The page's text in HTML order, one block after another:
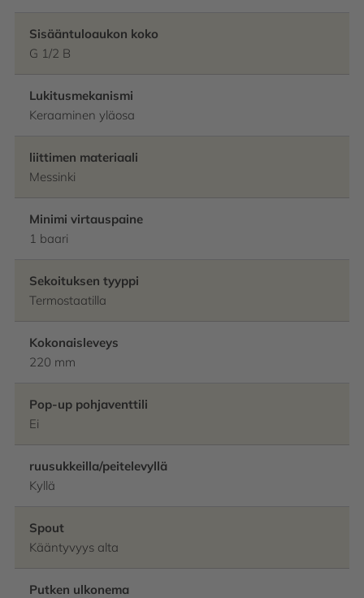
Sisääntuloaukon koko
G 1/2 B
Lukitusmekanismi
Keraaminen yläosa
liittimen materiaali
Messinki
Minimi virtauspaine
1 baari
Sekoituksen tyyppi
Termostaatilla
Kokonaisleveys
220 mm
Pop-up pohjaventtili
Ei
ruusukkeilla/peitelevyllä
Kyllä
Spout
Kääntyvyys alta
Putken ulkonema